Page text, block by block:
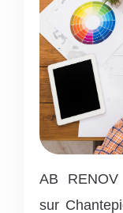
AB
sur